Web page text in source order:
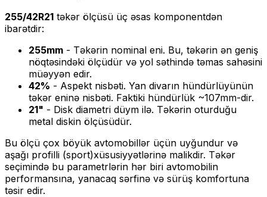
255/42R21 təkər ölçüsü üç əsas komponentdən
ibarətdir:
255mm - Təkərin nominal eni. Bu, təkərin ən geniş
nöqtəsindəki ölçüdür və yol səthində təmas sahəsini
müəyyən edir.
42% - Aspekt nisbəti. Yan divarın hündürlüyünün
təkər eninə nisbəti. Faktiki hündürlük ~107mm-dir.
21" - Disk diametri düym ilə. Təkərin oturduğu
metal diskin ölçüsüdür.
Bu ölçü çox böyük avtomobillər üçün uyğundur və
aşağı profilli (sport)xüsusiyyətlərinə malikdir. Təkər
seçimində bu parametrlərin hər biri avtomobilin
performansına, yanacaq sərfinə və sürüş komfortuna
təsir edir.